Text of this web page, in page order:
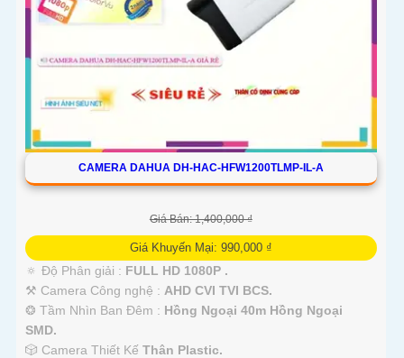
CAMERA DAHUA DH-HAC-HFW1200TLMP-IL-A
Giá Bán: 1,400,000 ₫
Giá Khuyến Mại: 990,000 ₫
🔅 Độ Phân giải : FULL HD 1080P .
⚒ Camera Công nghệ : AHD CVI TVI BCS.
❂ Tầm Nhìn Ban Đêm : Hồng Ngoại 40m Hồng Ngoại
SMD.
🎲 Camera Thiết Kế Thân Plastic.